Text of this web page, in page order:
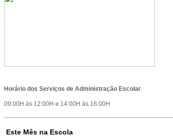
Horário dos Serviços de Administração Escolar
09:00H às 12:00H e 14:00H às 16:00H
Este Mês na Escola